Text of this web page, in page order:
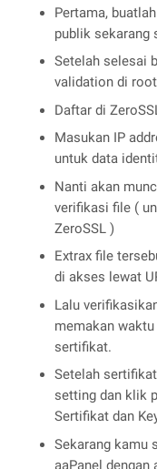
Pertama,
publik sekarang
Setelah selesai
validation di
Daftar di
Masukan IP
untuk data
Nanti akan
verifikasi file (
ZeroSSL )
Extrax file
di akses lewat
Lalu
memakan
sertifikat.
Setelah
setting dan klik
Sertifikat dan
Sekarang kamu
aaPanel dengan